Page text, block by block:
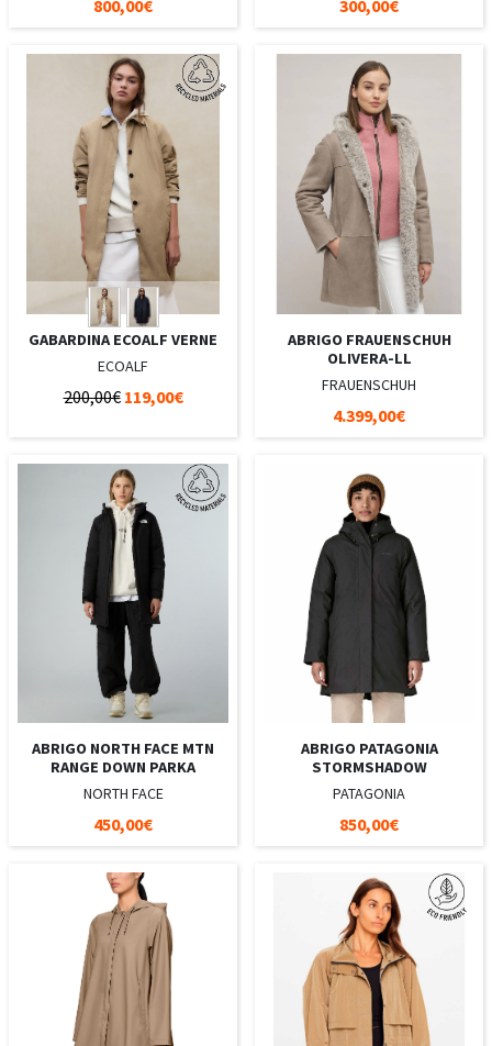
800,00€ 300,00€
GABARDINA ECOALF VERNE
ECOALF
200,00€ 119,00€
ABRIGO FRAUENSCHUH
OLIVERA-LL
FRAUENSCHUH
4.399,00€
ABRIGO NORTH FACE MTN
RANGE DOWN PARKA
NORTH FACE
450,00€
ABRIGO PATAGONIA
STORMSHADOW
PATAGONIA
850,00€